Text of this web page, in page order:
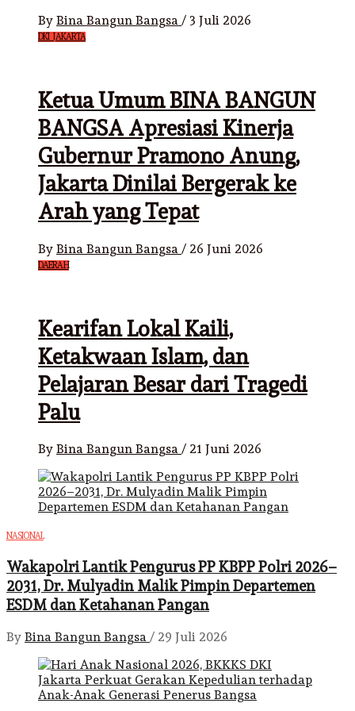
By Bina Bangun Bangsa / 3 Juli 2026
DKI JAKARTA
Ketua Umum BINA BANGUN
BANGSA Apresiasi Kinerja
Gubernur Pramono Anung,
Jakarta Dinilai Bergerak ke
Arah yang Tepat
By Bina Bangun Bangsa / 26 Juni 2026
DAERAH
Kearifan Lokal Kaili,
Ketakwaan Islam, dan
Pelajaran Besar dari Tragedi
Palu
By Bina Bangun Bangsa / 21 Juni 2026
NASIONAL
Wakapolri Lantik Pengurus PP KBPP Polri 2026–
2031, Dr. Mulyadin Malik Pimpin Departemen
ESDM dan Ketahanan Pangan
By Bina Bangun Bangsa / 29 Juli 2026